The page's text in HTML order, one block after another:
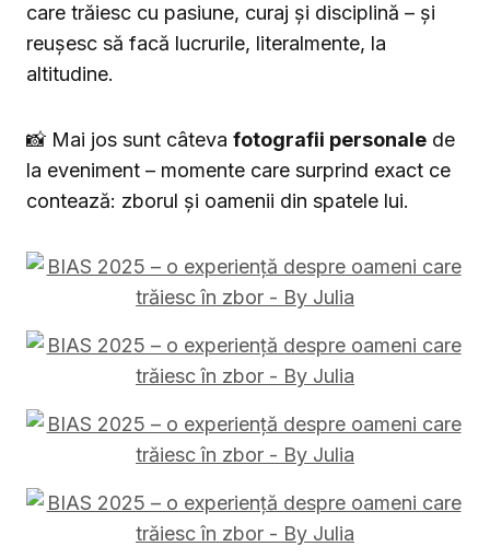
care trăiesc cu pasiune, curaj și disciplină – și
reușesc să facă lucrurile, literalmente, la
altitudine.
📸 Mai jos sunt câteva fotografii personale de
la eveniment – momente care surprind exact ce
contează: zborul și oamenii din spatele lui.